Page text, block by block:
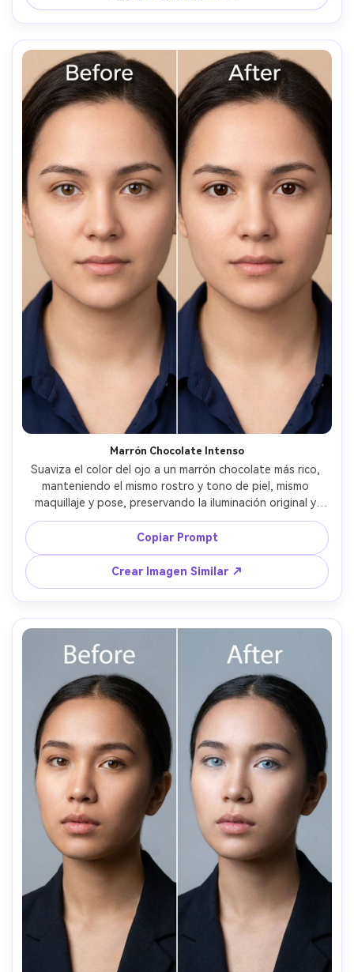
Marrón Chocolate Intenso
Suaviza el color del ojo a un marrón chocolate más rico,
manteniendo el mismo rostro y tono de piel, mismo
maquillaje y pose, preservando la iluminación original y
dirección de sombras, conserva anillos naturales del iris y
evita excesiva nitidez alrededor de pestañas --ar 4:5
Copiar Prompt
Crear Imagen Similar ↗